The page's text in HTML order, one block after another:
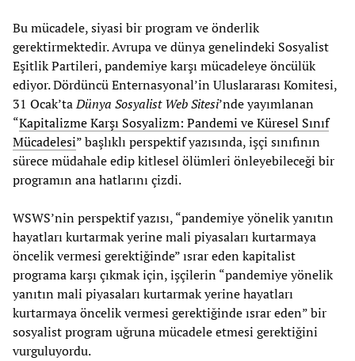
Bu mücadele, siyasi bir program ve önderlik
gerektirmektedir. Avrupa ve dünya genelindeki Sosyalist
Eşitlik Partileri, pandemiye karşı mücadeleye öncülük
ediyor. Dördüncü Enternasyonal’in Uluslararası Komitesi,
31 Ocak’taDünya Sosyalist Web Sitesi’nde yayımlanan
“Kapitalizme Karşı Sosyalizm: Pandemi ve Küresel Sınıf
Mücadelesi” başlıklı perspektif yazısında, işçi sınıfının
sürece müdahale edip kitlesel ölümleri önleyebileceği bir
programın ana hatlarını çizdi.
WSWS’nin perspektif yazısı, “pandemiye yönelik yanıtın
hayatları kurtarmak yerine mali piyasaları kurtarmaya
öncelik vermesi gerektiğinde” ısrar eden kapitalist
programa karşı çıkmak için, işçilerin “pandemiye yönelik
yanıtın mali piyasaları kurtarmak yerine hayatları
kurtarmaya öncelik vermesi gerektiğinde ısrar eden” bir
sosyalist program uğruna mücadele etmesi gerektiğini
vurguluyordu.